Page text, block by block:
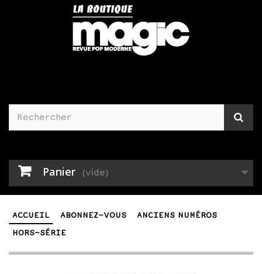
Panier (vide)
ACCUEIL ABONNEZ-VOUS
ANCIENS NUMÉROS
HORS-SÉRIE